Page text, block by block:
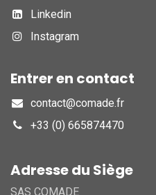
Linkedin
Instagram
Entrer en contact
contact@comade.fr
+33 (0) 665874470
Adresse du Siège
SAS COMADE